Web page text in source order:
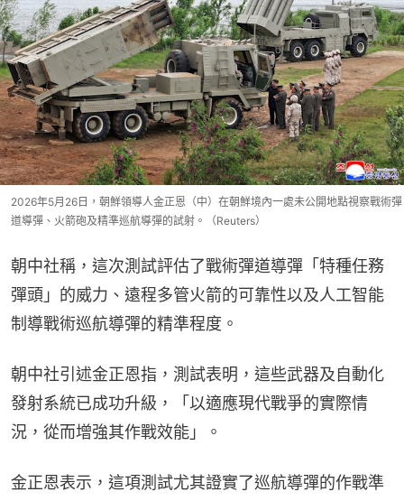
2026年5月26日，朝鮮領導人金正恩（中）在朝鮮境內一處未公開地點視察戰術彈
道導彈、火箭砲及精準巡航導彈的試射。（Reuters）
朝中社稱，這次測試評估了戰術彈道導彈「特種任務
彈頭」的威力、遠程多管火箭的可靠性以及人工智能
制導戰術巡航導彈的精準程度。
朝中社引述金正恩指，測試表明，這些武器及自動化
發射系統已成功升級，「以適應現代戰爭的實際情
況，從而增強其作戰效能」。
金正恩表示，這項測試尤其證實了巡航導彈的作戰準